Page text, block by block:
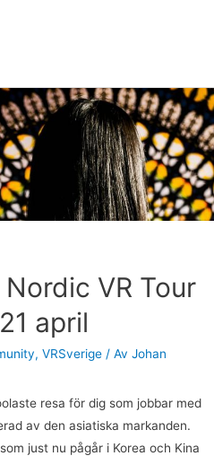
VR Tour
april
, VRSverige / Av Johan
resa för dig som jobbar med
av den asiatiska markanden.
just nu pågår i Korea och Kina